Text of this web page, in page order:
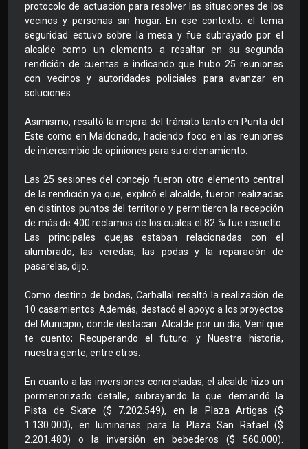
protocolo de actuación para resolver las situaciones de los
vecinos y personas sin hogar. En ese contexto. el tema
seguridad estuvo sobre la mesa y fue subrayado por el
alcalde como un elemento a resaltar en su segunda
rendición de cuentas e indicando que hubo 25 reuniones
con vecinos y autoridades policiales para avanzar en
soluciones.
Asimismo, resaltó la mejora del tránsito tanto en Punta del
Este como en Maldonado, haciendo foco en las reuniones
de intercambio de opiniones para su ordenamiento.
Las 25 sesiones del concejo fueron otro elemento central
de la rendición ya que, explicó el alcalde, fueron realizadas
en distintos puntos del territorio y permitieron la recepción
de más de 400 reclamos de los cuales el 82 % fue resuelto.
Las principales quejas estaban relacionadas con el
alumbrado, las veredas, las podas y la reparación de
pasarelas, dijo.
Como destino de bodas, Carballal resaltó la realización de
10 casamientos. Además, destacó el apoyo a los proyectos
del Municipio, donde destacan: Alcalde por un día; Vení que
te cuento; Recuperando el futuro; y Nuestra historia,
nuestra gente; entre otros.
En cuanto a las inversiones concretadas, el alcalde hizo un
pormenorizado detalle, subrayando la que demandó la
Pista de Skate ($ 7.202.549), en la Plaza Artigas ($
1.130.000), en luminarias para la Plaza San Rafael ($
2.201.480) o la inversión en bebederos ($ 560.000).